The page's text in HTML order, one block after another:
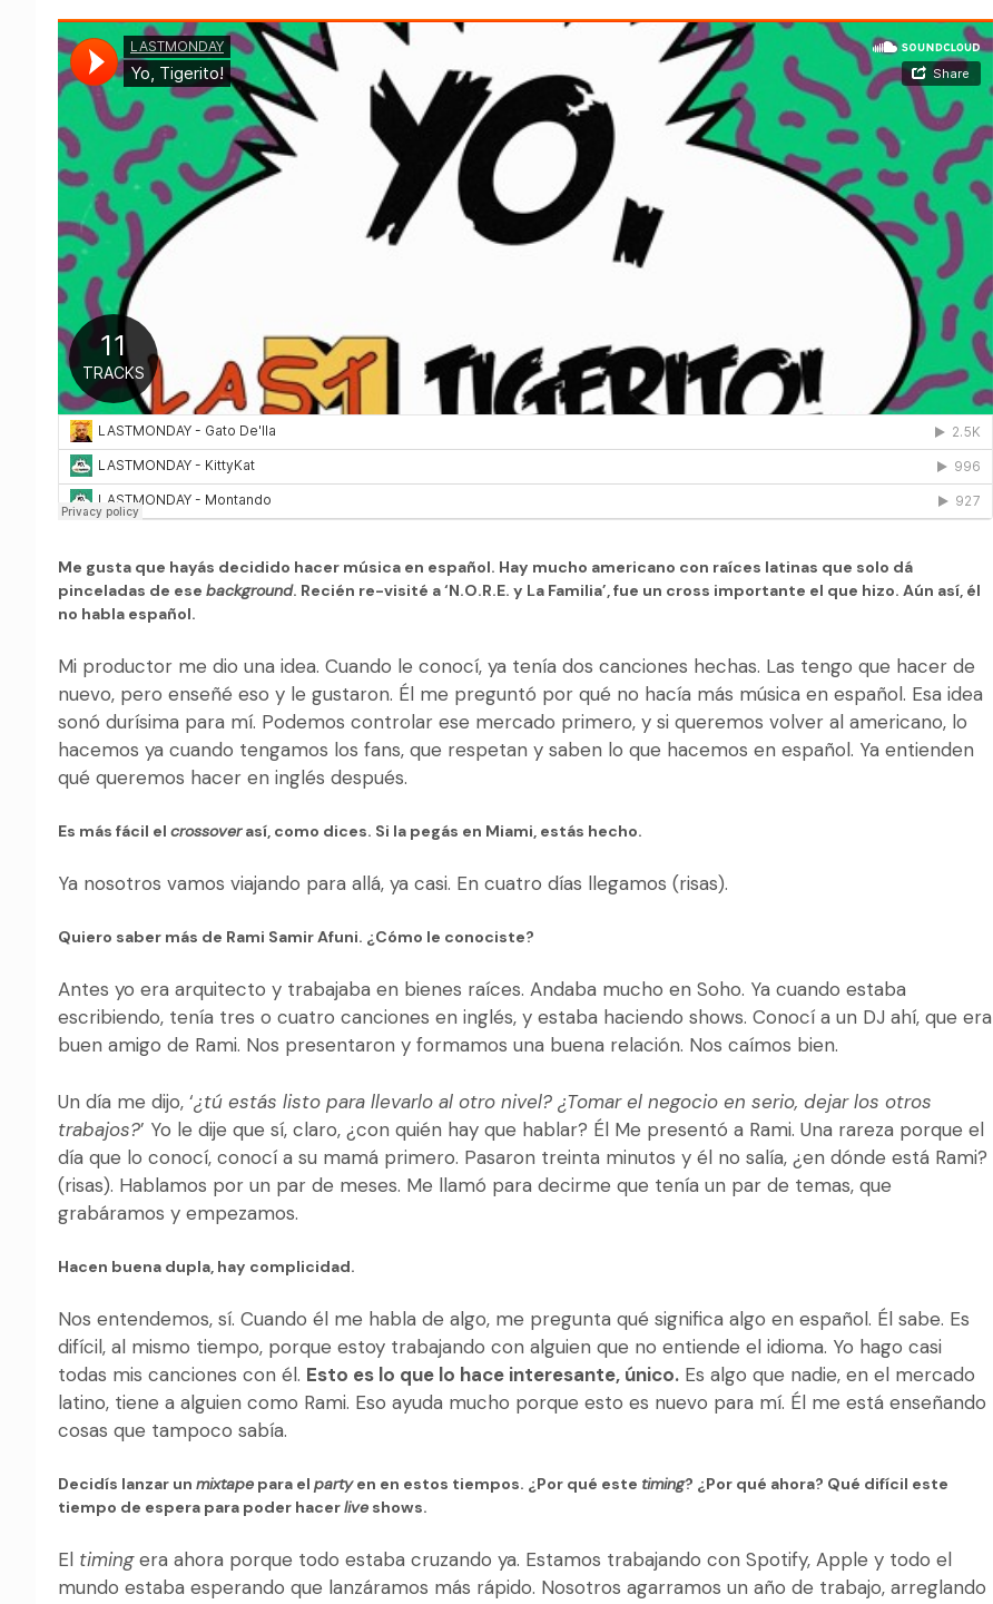
Me gusta que hayás decidido hacer música en español. Hay mucho americano con raíces latinas que solo dá
pinceladas de ese background. Recién re-visité a ‘N.O.R.E. y La Familia’, fue un cross importante el que hizo. Aún así, él
no habla español.
Mi productor me dio una idea. Cuando le conocí, ya tenía dos canciones hechas. Las tengo que hacer de
nuevo, pero enseñé eso y le gustaron. Él me preguntó por qué no hacía más música en español. Esa idea
sonó durísima para mí. Podemos controlar ese mercado primero, y si queremos volver al americano, lo
hacemos ya cuando tengamos los fans, que respetan y saben lo que hacemos en español. Ya entienden
qué queremos hacer en inglés después.
Es más fácil el crossoverasí, como dices. Si la pegás en Miami, estás hecho.
Ya nosotros vamos viajando para allá, ya casi. En cuatro días llegamos (risas).
Quiero saber más de Rami Samir Afuni. ¿Cómo le conociste?
Antes yo era arquitecto y trabajaba en bienes raíces. Andaba mucho en Soho. Ya cuando estaba
escribiendo, tenía tres o cuatro canciones en inglés, y estaba haciendo shows. Conocí a un DJ ahí, que era
buen amigo de Rami. Nos presentaron y formamos una buena relación. Nos caímos bien.
Un día me dijo, ‘¿tú estás listo para llevarlo al otro nivel? ¿Tomar el negocio en serio, dejar los otros
trabajos?’ Yo le dije que sí, claro, ¿con quién hay que hablar? Él Me presentó a Rami. Una rareza porque el
día que lo conocí, conocí a su mamá primero. Pasaron treinta minutos y él no salía, ¿en dónde está Rami?
(risas). Hablamos por un par de meses. Me llamó para decirme que tenía un par de temas, que
grabáramos y empezamos.
Hacen buena dupla, hay complicidad.
Nos entendemos, sí. Cuando él me habla de algo, me pregunta qué significa algo en español. Él sabe. Es
difícil, al mismo tiempo, porque estoy trabajando con alguien que no entiende el idioma. Yo hago casi
todas mis canciones con él. Esto es lo que lo hace interesante, único. Es algo que nadie, en el mercado
latino, tiene a alguien como Rami. Eso ayuda mucho porque esto es nuevo para mí. Él me está enseñando
cosas que tampoco sabía.
Decidís lanzar un mixtape para el partyen en estos tiempos. ¿Por qué este timing? ¿Por qué ahora? Qué difícil este
tiempo de espera para poder hacerlive shows.
El timingera ahora porque todo estaba cruzando ya. Estamos trabajando con Spotify, Apple y todo el
mundo estaba esperando que lanzáramos más rápido. Nosotros agarramos un año de trabajo, arreglando